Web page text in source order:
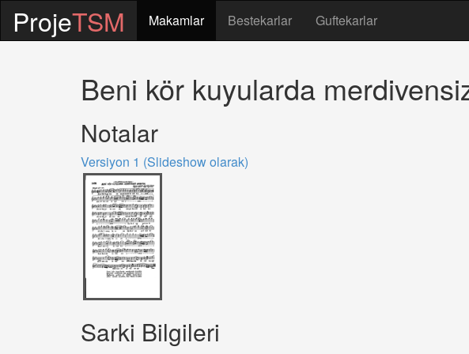
ProjeTSM Makamlar Bestekarlar Guftekarlar
Beni kör kuyularda
Notalar
Versiyon 1 (Slideshow olarak)
Sarki Bilgileri